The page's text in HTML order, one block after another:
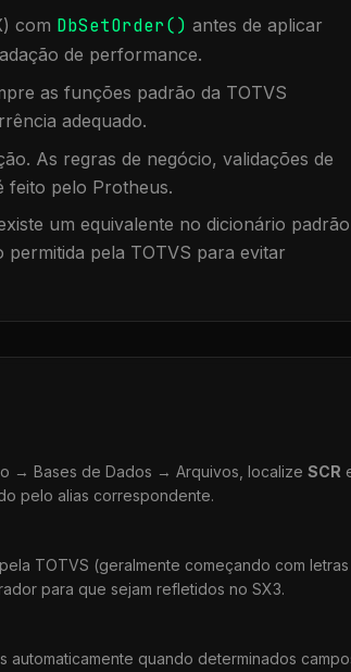
com DbSetOrder() antes de aplicar
de performance.
as funções padrão da TOTVS
adequado.
As regras de negócio, validações de
feito pelo Protheus.
um equivalente no dicionário
pela TOTVS para evitar
→ Bases de Dados → Arquivos, localize SCR
pelo alias correspondente.
TOTVS (geralmente começando com letras
para que sejam refletidos no SX3.
automaticamente quando determinados